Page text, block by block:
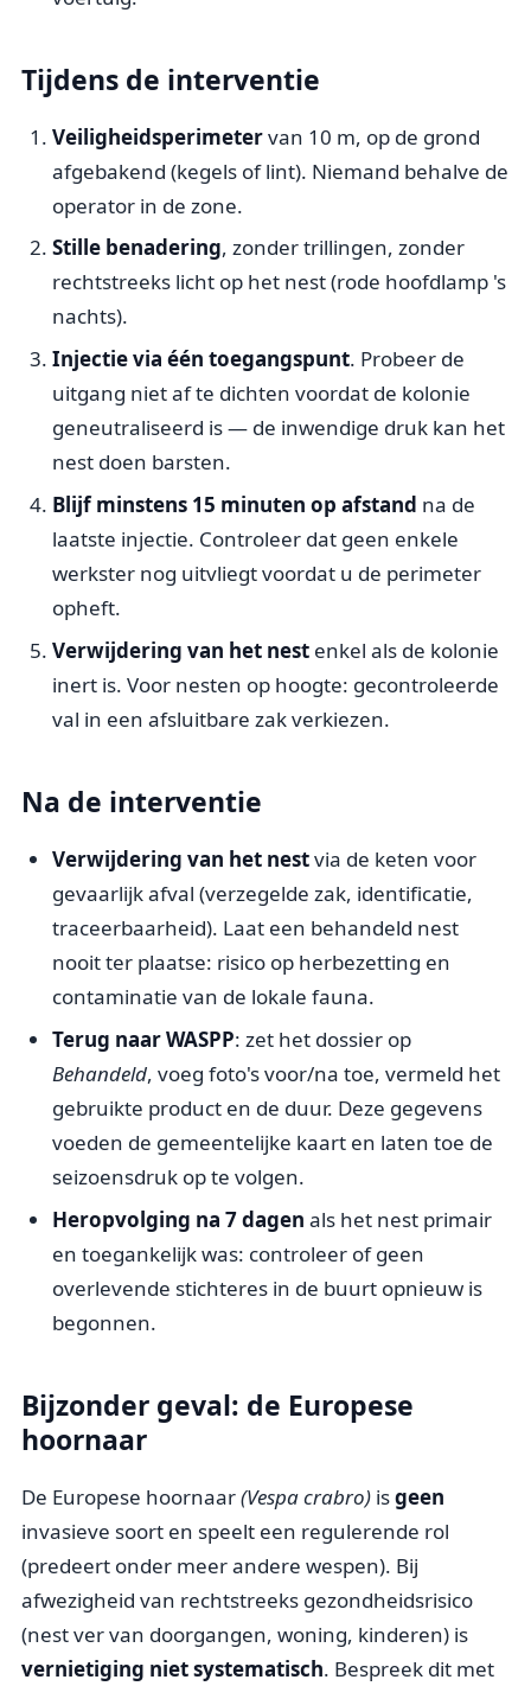
Tijdens de interventie
Veiligheidsperimetervan 10 m, op de grond
afgebakend (kegels of lint). Niemand behalve de
operator in de zone.
Stille benadering, zonder trillingen, zonder
rechtstreeks licht op het nest (rode hoofdlamp 's
nachts).
Injectie via één toegangspunt. Probeer de
uitgang niet af te dichten voordat de kolonie
geneutraliseerd is — de inwendige druk kan het
nest doen barsten.
Blijf minstens 15 minuten op afstand na de
laatste injectie. Controleer dat geen enkele
werkster nog uitvliegt voordat u de perimeter
opheft.
Verwijdering van het nestenkel als de kolonie
inert is. Voor nesten op hoogte: gecontroleerde
val in een afsluitbare zak verkiezen.
Na de interventie
Verwijdering van het nestvia de keten voor
gevaarlijk afval (verzegelde zak, identificatie,
traceerbaarheid). Laat een behandeld nest
nooit ter plaatse: risico op herbezetting en
contaminatie van de lokale fauna.
Terug naar WASPP: zet het dossier op
Behandeld, voeg foto's voor/na toe, vermeld het
gebruikte product en de duur. Deze gegevens
voeden de gemeentelijke kaart en laten toe de
seizoensdruk op te volgen.
Heropvolging na 7 dagen als het nest primair
en toegankelijk was: controleer of geen
overlevende stichteres in de buurt opnieuw is
begonnen.
Bijzonder geval: de Europese
hoornaar
De Europese hoornaar(Vespa crabro) isgeen
invasieve soort en speelt een regulerende rol
(predeert onder meer andere wespen). Bij
afwezigheid van rechtstreeks gezondheidsrisico
(nest ver van doorgangen, woning, kinderen) is
vernietiging niet systematisch. Bespreek dit met